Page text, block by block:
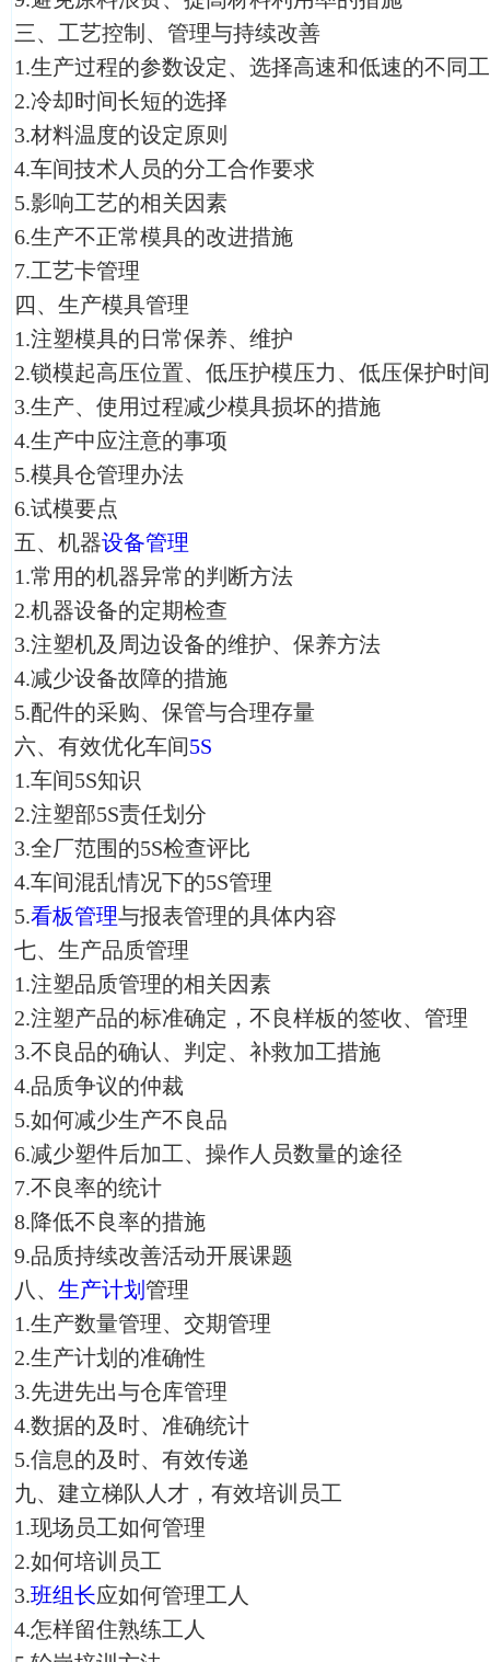
三、工艺控制、管理与持续改善
1.生产过程的参数设定、选择高速和低速的不同
2.冷却时间长短的选择
3.材料温度的设定原则
4.车间技术人员的分工合作要求
5.影响工艺的相关因素
6.生产不正常模具的改进措施
7.工艺卡管理
四、生产模具管理
1.注塑模具的日常保养、维护
2.锁模起高压位置、低压护模压力、低压保护时
3.生产、使用过程减少模具损坏的措施
4.生产中应注意的事项
5.模具仓管理办法
6.试模要点
五、机器设备管理
1.常用的机器异常的判断方法
2.机器设备的定期检查
3.注塑机及周边设备的维护、保养方法
4.减少设备故障的措施
5.配件的采购、保管与合理存量
六、有效优化车间5S
1.车间5S知识
2.注塑部5S责任划分
3.全厂范围的5S检查评比
4.车间混乱情况下的5S管理
5.看板管理与报表管理的具体内容
七、生产品质管理
1.注塑品质管理的相关因素
2.注塑产品的标准确定，不良样板的签收、管理
3.不良品的确认、判定、补救加工措施
4.品质争议的仲裁
5.如何减少生产不良品
6.减少塑件后加工、操作人员数量的途径
7.不良率的统计
8.降低不良率的措施
9.品质持续改善活动开展课题
八、 生产计划 管理
1.生产数量管理、交期管理
2.生产计划的准确性
3.先进先出与仓库管理
4.数据的及时、准确统计
5.信息的及时、有效传递
九、建立梯队人才，有效培训员工
1.现场员工如何管理
2.如何培训员工
3.班组长应如何管理工人
4.怎样留住熟练工人